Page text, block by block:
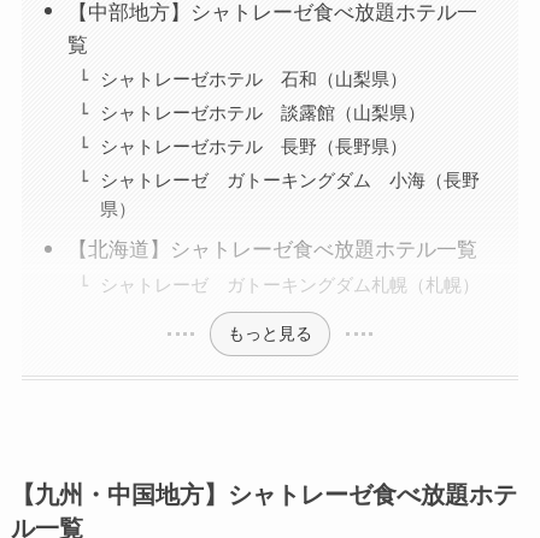
【中部地方】シャトレーゼ食べ放題ホテル一
覧
シャトレーゼホテル 石和（山梨県）
シャトレーゼホテル 談露館（山梨県）
シャトレーゼホテル 長野（長野県）
シャトレーゼ ガトーキングダム 小海（長野
県）
【北海道】シャトレーゼ食べ放題ホテル一覧
シャトレーゼ ガトーキングダム札幌（札幌）
もっと見る
【九州・中国地方】シャトレーゼ食べ放題ホテ
ル一覧